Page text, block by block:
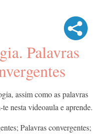
Palavras
assim como as palavras
nesta videoaula e aprende.
Palavras convergentes;